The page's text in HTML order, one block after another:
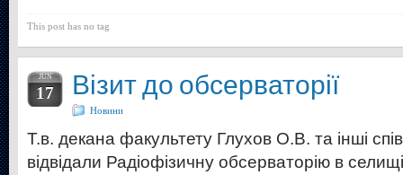
This post has no tag
JUN
17 Візит до обсерваторії
Новини
Т.в. декана факультету Глухов О.В. та інші
відвідали Радіофізичну обсерваторію в